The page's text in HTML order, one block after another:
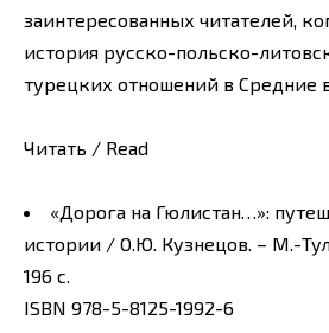
заинтересованных читателей,
история русско-польско-
турецких отношений в Средние
Читать / Read
«Дорога на Гюлистан…»:
истории / О.Ю. Кузнецов. – М.-
196 с.
ISBN 978-5-8125-1992-6